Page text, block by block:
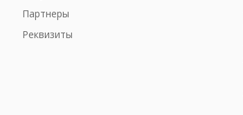
Партнеры
Реквизиты